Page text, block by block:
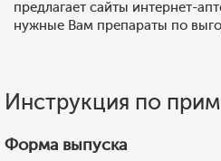
предлагает сайты интернет-
нужные Вам препараты по
Инструкция по
Форма выпуска